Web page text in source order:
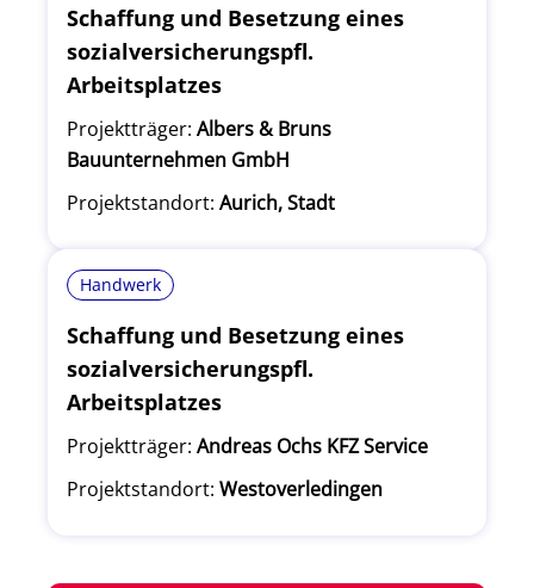
Schaffung und Besetzung eines
sozialversicherungspfl.
Arbeitsplatzes
Projektträger: Albers & Bruns
Bauunternehmen GmbH
Projektstandort: Aurich, Stadt
Handwerk
Schaffung und Besetzung eines
sozialversicherungspfl.
Arbeitsplatzes
Projektträger: Andreas Ochs KFZ Service
Projektstandort: Westoverledingen